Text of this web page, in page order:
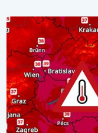
Des températures